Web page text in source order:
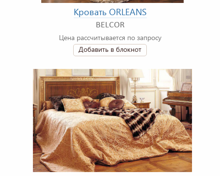
Кровать ORLEANS
BELCOR
Цена рассчитывается по запросу
Добавить в блокнот